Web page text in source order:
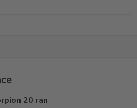
20 ran